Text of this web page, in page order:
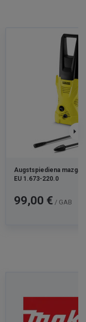
Augstspiediena
EU 1.673-220.0
Cena
99,00 € / GAB